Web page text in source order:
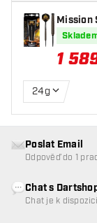
Mission
1
24g
Poslat Email
Odpověď do 1
Chat s
Chat je k